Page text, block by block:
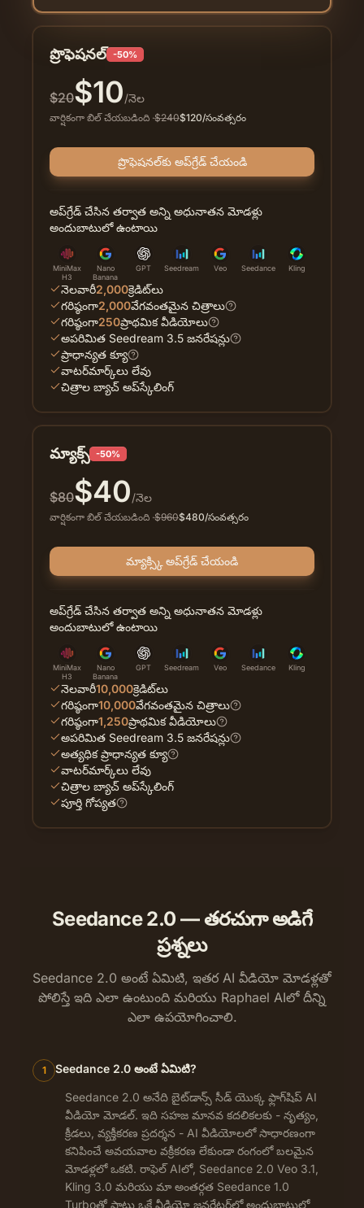
ప్రొఫెషనల్ -50%
$20$10/నెల
వార్షికంగా బిల్ చేయబడింది ·$240$120/సంవత్సరం
ప్రొఫెషనల్‌కు అప్‌గ్రేడ్ చేయండి
అప్‌గ్రేడ్ చేసిన తర్వాత అన్ని అధునాతన మోడళ్లు
అందుబాటులో ఉంటాయి
MiniMax
H3
Nano
Banana
GPT Seedream Veo Seedance Kling
నెలవారీ2,000క్రెడిట్‌లు
గరిష్ఠంగా2,000వేగవంతమైన చిత్రాలు
గరిష్ఠంగా250ప్రాథమిక వీడియోలు
అపరిమిత Seedream 3.5 జనరేషన్లు
ప్రాధాన్యత క్యూ
వాటర్‌మార్క్‌లు లేవు
చిత్రాల బ్యాచ్ అప్‌స్కేలింగ్
మ్యాక్స్ -50%
$80$40/నెల
వార్షికంగా బిల్ చేయబడింది ·$960$480/సంవత్సరం
మ్యాక్స్కి అప్‌గ్రేడ్ చేయండి
అప్‌గ్రేడ్ చేసిన తర్వాత అన్ని అధునాతన మోడళ్లు
అందుబాటులో ఉంటాయి
MiniMax
H3
Nano
Banana
GPT Seedream Veo Seedance Kling
నెలవారీ10,000క్రెడిట్‌లు
గరిష్ఠంగా10,000వేగవంతమైన చిత్రాలు
గరిష్ఠంగా1,250ప్రాథమిక వీడియోలు
అపరిమిత Seedream 3.5 జనరేషన్లు
అత్యధిక ప్రాధాన్యత క్యూ
వాటర్‌మార్క్‌లు లేవు
చిత్రాల బ్యాచ్ అప్‌స్కేలింగ్
పూర్తి గోప్యత
Seedance 2.0 — తరచుగా అడిగే
ప్రశ్నలు
Seedance 2.0 అంటే ఏమిటి, ఇతర AI వీడియో మోడళ్లతో
పోలిస్తే ఇది ఎలా ఉంటుంది మరియు Raphael AIలో దీన్ని
ఎలా ఉపయోగించాలి.
1 Seedance 2.0 అంటే ఏమిటి?
Seedance 2.0 అనేది బైట్‌డాన్స్ సీడ్ యొక్క ఫ్లాగ్‌షిప్ AI
వీడియో మోడల్. ఇది సహజ మానవ కదలికలకు - నృత్యం,
క్రీడలు, వ్యక్తీకరణ ప్రదర్శన - AI వీడియోలలో సాధారణంగా
కనిపించే అవయవాల వక్రీకరణ లేకుండా రంగంలో బలమైన
మోడళ్లలో ఒకటి. రాఫెల్ AIలో, Seedance 2.0 Veo 3.1,
Kling 3.0 మరియు మా అంతర్గత Seedance 1.0
Turboతో పాటు ఒకే వీడియో జనరేటర్‌లో అందుబాటులో